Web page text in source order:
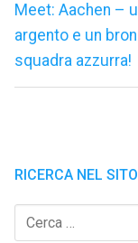
precedente:
Meet: Aachen –
argento e un
squadra azzurra!
RICERCA NEL SITO
Cerca: